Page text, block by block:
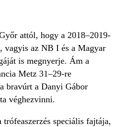
attól, hogy a 2018–2019-
vagyis az NB I és a Magyar
is megnyerje. Ám a
Metz 31–29-re
bravúrt a Danyi Gábor
véghezvinni.
speciális fajtája,